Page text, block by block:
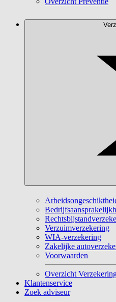
Verzuimverzekering
WIA-verzekering
Zakelijke
Voorwaarden
Overzicht
Klantenservice
Zoek adviseur